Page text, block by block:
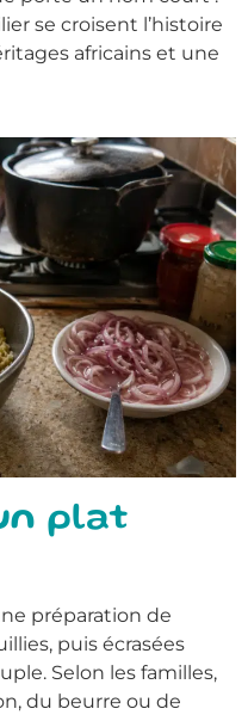
se croisent l’histoire
africains et une
plat
préparation de
puis écrasées
Selon les familles,
du beurre ou de